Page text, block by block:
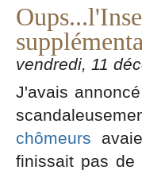
vendredi, 11
J'avais
chômeurs
finissait pas